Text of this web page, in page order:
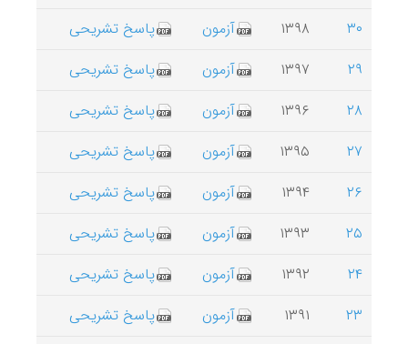
۳۰
۱۳۹۸ آزمون
پاسخ تشریحی
۲۹
۱۳۹۷ آزمون
پاسخ تشریحی
۲۸
۱۳۹۶ آزمون
پاسخ تشریحی
۲۷
۱۳۹۵ آزمون
پاسخ تشریحی
۲۶
۱۳۹۴ آزمون
پاسخ تشریحی
۲۵
۱۳۹۳ آزمون
پاسخ تشریحی
۲۴
۱۳۹۲ آزمون
پاسخ تشریحی
۲۳
۱۳۹۱ آزمون
پاسخ تشریحی